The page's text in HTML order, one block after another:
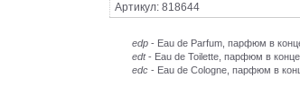
Артикул: 818644
edp- Eau de Parfum, парфюм в
edt- Eau de Toilette, парфюм в
edc- Eau de Cologne, парфюм в